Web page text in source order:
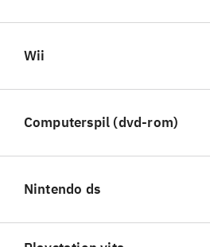
Wii
Computerspil (dvd-rom)
Nintendo ds